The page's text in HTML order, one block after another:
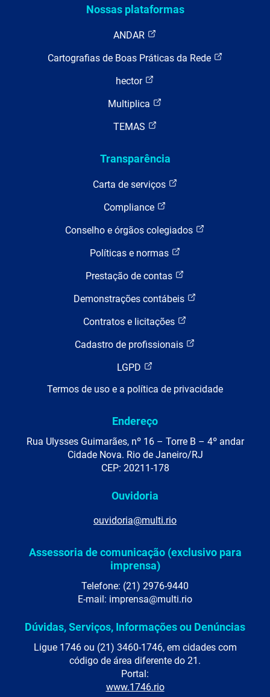
Nossas plataformas
ANDAR
Cartografias de Boas Práticas da Rede
hector
Multiplica
TEMAS
Transparência
Carta de serviços
Compliance
Conselho e órgãos colegiados
Políticas e normas
Prestação de contas
Demonstrações contábeis
Contratos e licitações
Cadastro de profissionais
LGPD
Termos de uso e a política de privacidade
Endereço
Rua Ulysses Guimarães, nº 16 – Torre B – 4º andar
Cidade Nova. Rio de Janeiro/RJ
CEP: 20211-178
Ouvidoria
ouvidoria@multi.rio
Assessoria de comunicação (exclusivo para
imprensa)
Telefone: (21) 2976-9440
E-mail: imprensa@multi.rio
Dúvidas, Serviços, Informações ou Denúncias
Ligue 1746 ou (21) 3460-1746, em cidades com
código de área diferente do 21.
Portal:
www.1746.rio